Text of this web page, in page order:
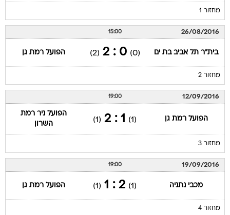
מחזור 1
26/08/2016
15:00
בית"ר תל אביב בת ים (0)
0 : 2
(2) הפועל רמת גן
מחזור 2
12/09/2016
19:00
הפועל רמת גן (1)
1 : 2
(1)
הפועל ניר רמת
השרון
מחזור 3
19/09/2016
19:00
מכבי נתניה (1)
2 : 1
(1) הפועל רמת גן
מחזור 4